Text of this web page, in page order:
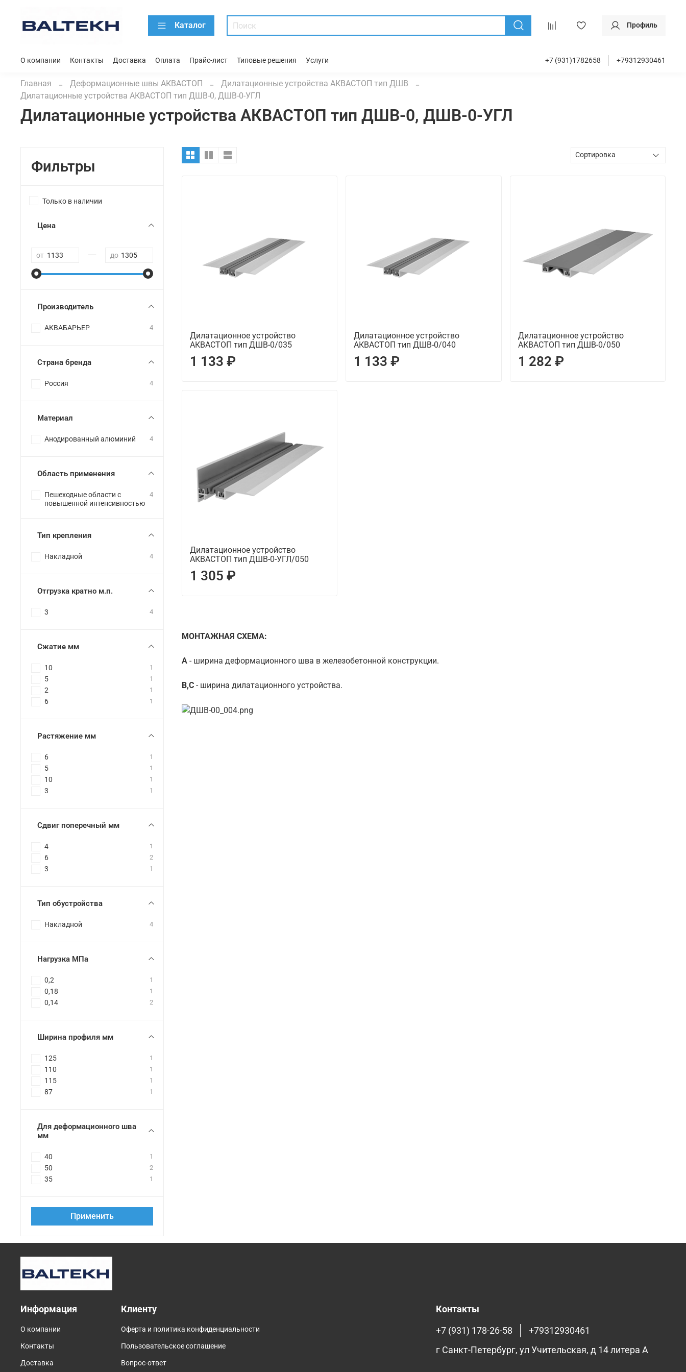
Каталог Профиль
О компании Контакты Доставка Оплата Прайс-лист Типовые решения Услуги +7 (931)1782658 +79312930461
Главная Деформационные швы АКВАСТОП
Дилатационные устройства АКВАСТОП тип ДШВ
Дилатационные устройства АКВАСТОП тип ДШВ-0, ДШВ-0-УГЛ
Дилатационные устройства АКВАСТОП тип ДШВ-0, ДШВ-0-УГЛ
Дилатационное устройство
АКВАСТОП тип ДШВ-0/035
1 133 ₽
Дилатационное устройство
АКВАСТОП тип ДШВ-0/040
1 133 ₽
Дилатационное устройство
АКВАСТОП тип ДШВ-0/050
1 282 ₽
Дилатационное устройство
АКВАСТОП тип ДШВ-0-УГЛ/050
1 305 ₽
МОНТАЖНАЯ СХЕМА:
А- ширина деформационного шва в железобетонной конструкции.
B,C- ширина дилатационного устройства.
Фильтры
Только в наличии
Цена
от до
Производитель
АКВАБАРЬЕР 4
Страна бренда
Россия 4
Материал
Анодированный алюминий 4
Область применения
Пешеходные области с
повышенной интенсивностью
4
Тип крепления
Накладной 4
Отгрузка кратно м.п.
3 4
Сжатие мм
10 1
5 1
2 1
6 1
Растяжение мм
6 1
5 1
10 1
3 1
Сдвиг поперечный мм
4 1
6 2
3 1
Тип обустройства
Накладной 4
Нагрузка МПа
0,2 1
0,18 1
0,14 2
Ширина профиля мм
125 1
110 1
115 1
87 1
Для деформационного шва
мм
40 1
50 2
35 1
Применить
Информация
О компании
Контакты
Доставка
Клиенту
Оферта и политика конфиденциальности
Пользовательское соглашение
Вопрос-ответ
Контакты
+7 (931) 178-26-58
+79312930461
г Санкт-Петербург, ул Учительская, д 14 литера А